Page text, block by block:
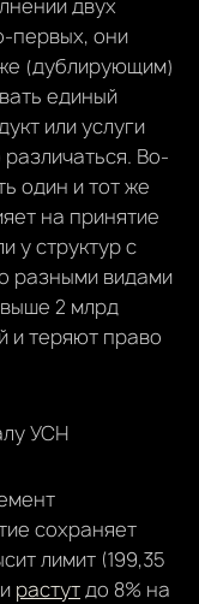
двух
первых, они
(дублирующим)
единый
или услуги
Во-
один и тот же
на принятие
у структур с
разными видами
2 млрд
и теряют право
УСН
сохраняет
лимит (199,35
растутдо 8% на